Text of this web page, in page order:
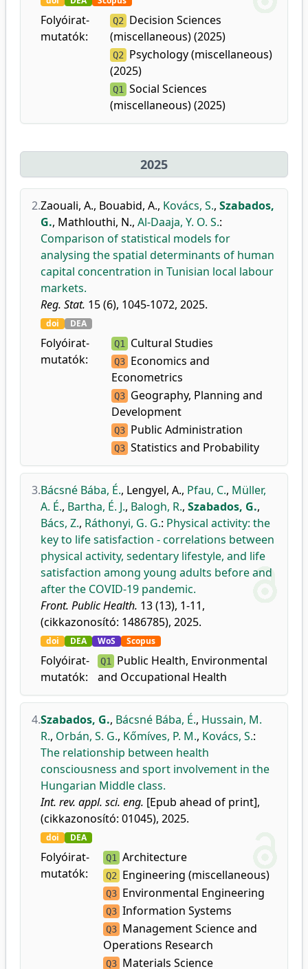
Folyóirat-
mutatók:
Q2
Decision Sciences
(miscellaneous) (2025)
Q2
Psychology (miscellaneous)
(2025)
Q1
Social Sciences
(miscellaneous) (2025)
2025
2.Zaouali, A., Bouabid, A., Kovács, S., Szabados,
G., Mathlouthi, N., Al-Daaja, Y. O. S.:
Comparison of statistical models for
analysing the spatial determinants of human
capital concentration in Tunisian local labour
markets.
Reg. Stat. 15 (6), 1045-1072, 2025.
doi DEA
Folyóirat-
mutatók:
Q1 Cultural Studies
Q3 Economics and
Econometrics
Q3 Geography, Planning and
Development
Q3 Public Administration
Q3 Statistics and Probability
3.Bácsné Bába, É., Lengyel, A., Pfau, C., Müller,
A. É., Bartha, É. J., Balogh, R., Szabados, G.,
Bács, Z., Ráthonyi, G. G.: Physical activity: the
key to life satisfaction - correlations between
physical activity, sedentary lifestyle, and life
satisfaction among young adults before and
after the COVID-19 pandemic.
Front. Public Health. 13 (13), 1-11,
(cikkazonosító: 1486785), 2025.
doi DEA WoS Scopus
Folyóirat-
mutatók:
Q1 Public Health, Environmental
and Occupational Health
4.Szabados, G., Bácsné Bába, É., Hussain, M.
R., Orbán, S. G., Kőmíves, P. M., Kovács, S.:
The relationship between health
consciousness and sport involvement in the
Hungarian Middle class.
Int. rev. appl. sci. eng. [Epub ahead of print],
(cikkazonosító: 01045), 2025.
doi DEA
Folyóirat-
mutatók:
Q1 Architecture
Q2 Engineering (miscellaneous)
Q3 Environmental Engineering
Q3 Information Systems
Q3 Management Science and
Operations Research
Q3 Materials Science